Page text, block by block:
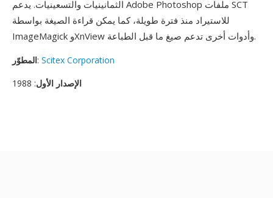
الثمانينيات والتسعينيات. يدعم Adobe Photoshop ملفات SCT
للاستيراد منذ فترة طويلة، كما يمكن قراءة الصيغة بواسطة
ImageMagick وXnView وأدوات أخرى تدعم صيغ ما قبل الطباعة.
المطوّر: Scitex Corporation
الإصدار الأول: 1988